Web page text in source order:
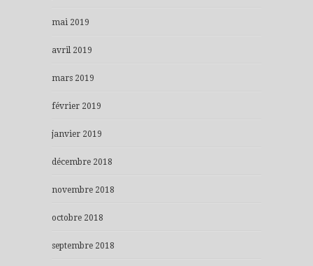
mai 2019
avril 2019
mars 2019
février 2019
janvier 2019
décembre 2018
novembre 2018
octobre 2018
septembre 2018